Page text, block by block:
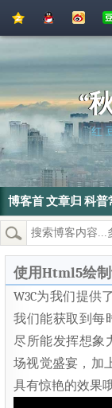
间
友
微
博
“
红
博客首
页
文章归
档
科普
识
wordpress
使用Html5绘
W3C为我们提供
我们能获取到每
尽所能发挥想象
场视觉盛宴，加
具有惊艳的效果哦